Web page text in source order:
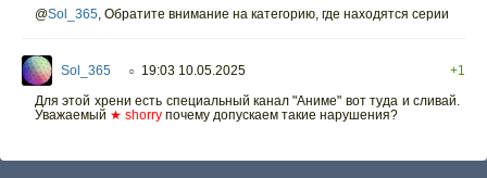
@Sol_365, Обратите внимание на категорию, где находятся серии
Sol_365 ○ 19:03 10.05.2025
+1
Для этой хрени есть специальный канал "Аниме" вот туда и сливай.
Уважаемый ★ shorry почему допускаем такие нарушения?